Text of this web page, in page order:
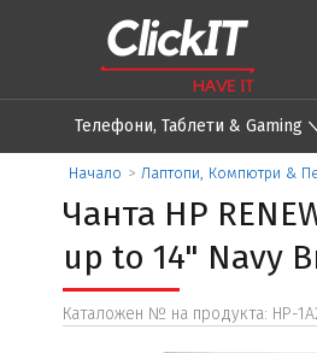
Телефони, Таблети & Gaming
Начало > Лаптопи, Компютри &
Чанта HP
up to 14" Navy
Каталожен № на продукта: HP-